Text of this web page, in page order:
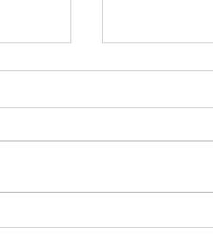
第３回大阪